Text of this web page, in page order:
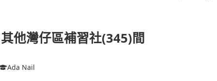
其他灣仔區補習社(345)間
Ada Nail